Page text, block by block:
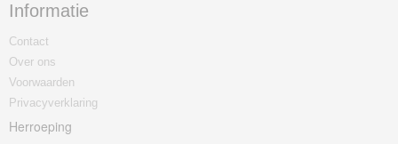
Informatie
Contact
Over ons
Voorwaarden
Privacyverklaring
Herroeping